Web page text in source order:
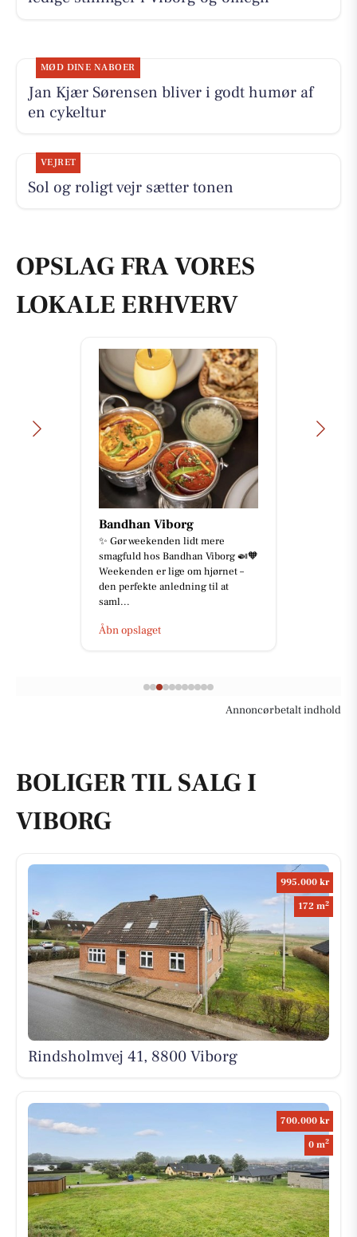
MØD DINE NABOER
Jan Kjær Sørensen bliver i godt humør af
en cykeltur
VEJRET
Sol og roligt vejr sætter tonen
OPSLAG FRA VORES
LOKALE ERHVERV
Bandhan Viborg
✨ Gør weekenden lidt mere
smagfuld hos Bandhan Viborg 🍛🧡
Weekenden er lige om hjørnet –
den perfekte anledning til at
saml...
Åbn opslaget
Annoncørbetalt indhold
BOLIGER TIL SALG I
VIBORG
995.000 kr
172 m2
Rindsholmvej 41, 8800 Viborg
700.000 kr
0 m2